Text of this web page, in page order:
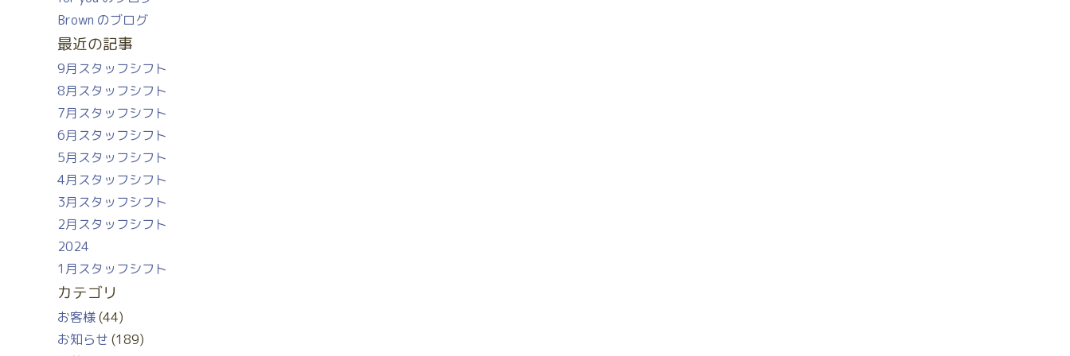
Brown のブログ
最近の記事
9月スタッフシフト
8月スタッフシフト
7月スタッフシフト
6月スタッフシフト
5月スタッフシフト
4月スタッフシフト
3月スタッフシフト
2月スタッフシフト
2024
1月スタッフシフト
カテゴリ
お客様(44)
お知らせ (189)